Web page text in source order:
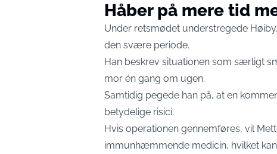
Håber på mere tid
Under retsmødet understregede
den svære periode.
Han beskrev situationen som særligt
mor én gang om ugen.
Samtidig pegede han på, at en
betydelige risici.
Hvis operationen gennemføres, vil
immunhæmmende medicin, hvilket